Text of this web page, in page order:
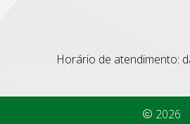
Horário de atendimento:
2026